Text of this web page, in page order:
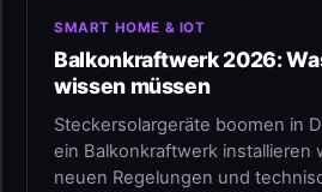
SMART HOME & IOT
Balkonkraftwerk 2026:
wissen müssen
Steckersolargeräte boomen in
ein Balkonkraftwerk installieren
neuen Regelungen und